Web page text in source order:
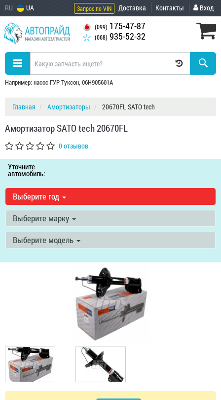
RU UA Запрос по VIN Доставка Контакты Вход
(099) 175-47-87
(068) 935-52-32
Например: насос ГУР Туксон, 06H905601A
Главная Амортизаторы 20670FL SATO tech
Амортизатор SATO tech 20670FL
0 отзывов
Уточните
автомобиль:
Выберите год
Выберите марку
Выберите модель